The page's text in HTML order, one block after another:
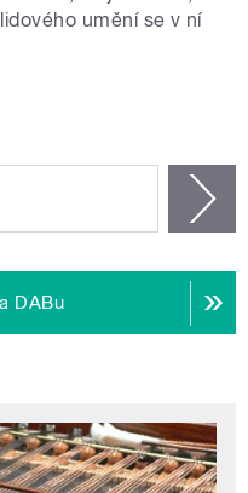
umění se v ní
DABu